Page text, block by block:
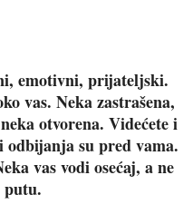
emotivni, prijateljski.
vas. Neka zastrašena,
otvorena. Videćete i
su pred vama.
vas vodi osećaj, a ne
putu.